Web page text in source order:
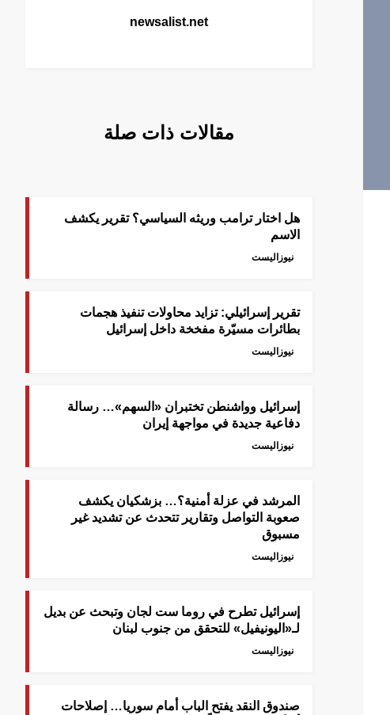
newsalist.net
مقالات ذات صلة
هل اختار ترامب وريثه السياسي؟ تقرير يكشف
الاسم
نيوزاليست
‎تقرير إسرائيلي: تزايد محاولات تنفيذ هجمات
بطائرات مسيّرة مفخخة داخل إسرائيل
نيوزاليست
إسرائيل وواشنطن تختبران «السهم»… رسالة
دفاعية جديدة في مواجهة إيران
نيوزاليست
المرشد في عزلة أمنية؟… بزشكيان يكشف
صعوبة التواصل وتقارير تتحدث عن تشديد غير
مسبوق
نيوزاليست
إسرائيل تطرح في روما ست لجان وتبحث عن بديل
لـ«اليونيفيل» للتحقق من جنوب لبنان
نيوزاليست
صندوق النقد يفتح الباب أمام سوريا… إصلاحات